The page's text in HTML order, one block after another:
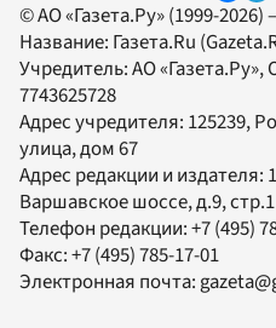
© АО «Газета.Ру» (1999-
Название: Газета.Ru
Учредитель:АО «Газета.Ру»,
7743625728
Адрес учредителя: 125239,
улица, дом 67
Адрес редакции и издателя:
Варшавское шоссе, д.9, стр.1
Телефон редакции:+7 (495)
Факс:+7 (495) 785-17-01
Электронная почта: